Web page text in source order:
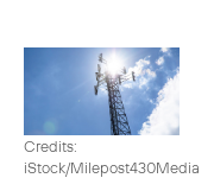
Credits:
iStock/Milepost430Media